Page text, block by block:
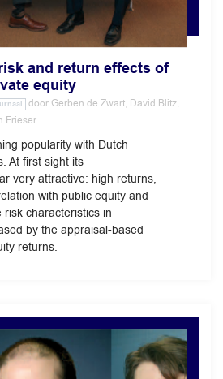
and return effects of
equity
door Gerben de Zwart, David Blitz,
Frieser
popularity with Dutch
At first sight its
very attractive: high returns,
with public equity and
characteristics in
by the appraisal-based
returns.